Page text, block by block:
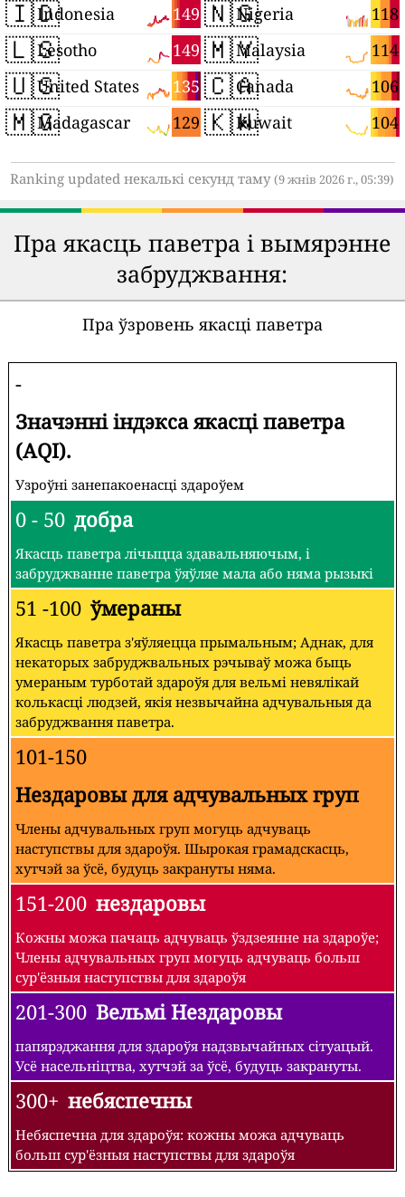
🇮🇩 149
Indonesia
🇱🇸 149
Lesotho
🇺🇸 135
United States
🇲🇬 129
Madagascar
🇳🇬 118
Nigeria
🇲🇾 114
Malaysia
🇨🇦 106
Canada
🇰🇼 104
Kuwait
Ranking updated некалькі секунд таму(9 жнів 2026 г., 05:39)
Пра якасць паветра і вымярэнне
забруджвання:
Пра ўзровень якасці паветра
-
Значэнні індэкса якасці паветра
(AQI).
Узроўні занепакоенасці здароўем
0 - 50 добра
Якасць паветра лічыцца здавальняючым, і
забруджванне паветра ўяўляе мала або няма рызыкі
51 -100 ўмераны
Якасць паветра з'яўляецца прымальным; Аднак, для
некаторых забруджвальных рэчываў можа быць
умераным турботай здароўя для вельмі невялікай
колькасці людзей, якія незвычайна адчувальныя да
забруджвання паветра.
101-150
Нездаровы для адчувальных груп
Члены адчувальных груп могуць адчуваць
наступствы для здароўя. Шырокая грамадскасць,
хутчэй за ўсё, будуць закрануты няма.
151-200 нездаровы
Кожны можа пачаць адчуваць ўздзеянне на здароўе;
Члены адчувальных груп могуць адчуваць больш
сур'ёзныя наступствы для здароўя
201-300 Вельмі Нездаровы
папярэджання для здароўя надзвычайных сітуацый.
Усё насельніцтва, хутчэй за ўсё, будуць закрануты.
300+ небяспечны
Небяспечна для здароўя: кожны можа адчуваць
больш сур'ёзныя наступствы для здароўя